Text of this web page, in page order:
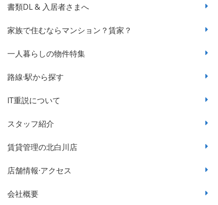
書類DL & 入居者さまへ
家族で住むならマンション？賃家？
一人暮らしの物件特集
路線·駅から探す
IT重説について
スタッフ紹介
賃貸管理の北白川店
店舗情報·アクセス
会社概要